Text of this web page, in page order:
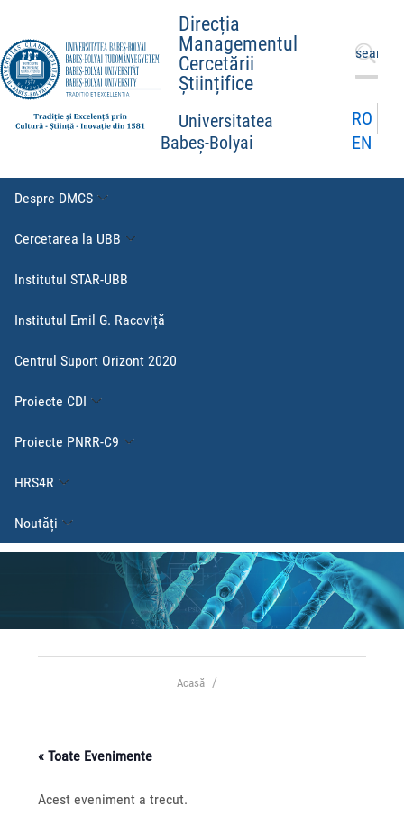
Direcția
Managementul
Cercetării
Științifice
Universitatea
Babeș-Bolyai
Caută
după:
RO
EN
Despre DMCS
Cercetarea la UBB
Institutul STAR-UBB
Institutul Emil G. Racoviță
Centrul Suport Orizont 2020
Proiecte CDI
Proiecte PNRR-C9
HRS4R
Noutăți
Acasă
« Toate Evenimente
Acest eveniment a trecut.